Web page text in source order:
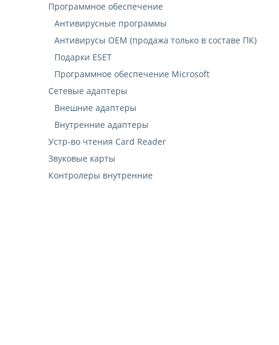
Программное обеспечение
Антивирусные программы
Антивирусы OEM (продажа только в составе ПК)
Подарки ESET
Программное обеспечение Microsoft
Сетевые адаптеры
Внешние адаптеры
Внутренние адаптеры
Устр-во чтения Card Reader
Звуковые карты
Контролеры внутренние